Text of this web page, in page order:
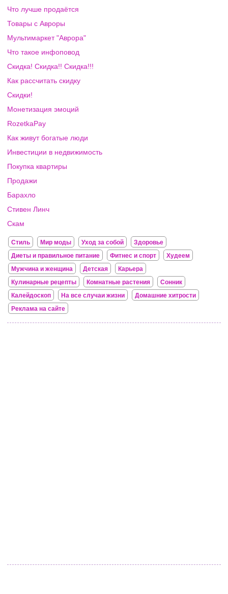
Что лучше продаётся
Товары с Авроры
Мультимаркет "Аврора"
Что такое инфоповод
Скидка! Скидка!! Скидка!!!
Как рассчитать скидку
Скидки!
Монетизация эмоций
RozetkaPay
Как живут богатые люди
Инвестиции в недвижимость
Покупка квартиры
Продажи
Барахло
Стивен Линч
Скам
Стиль Мир моды Уход за собой
Здоровье
Диеты и правильное питание
Фитнес и спорт
Худеем
Мужчина и женщина
Детская
Карьера
Кулинарные рецепты
Комнатные растения
Сонник
Калейдоскоп
На все случаи жизни
Домашние хитрости
Реклама на сайте